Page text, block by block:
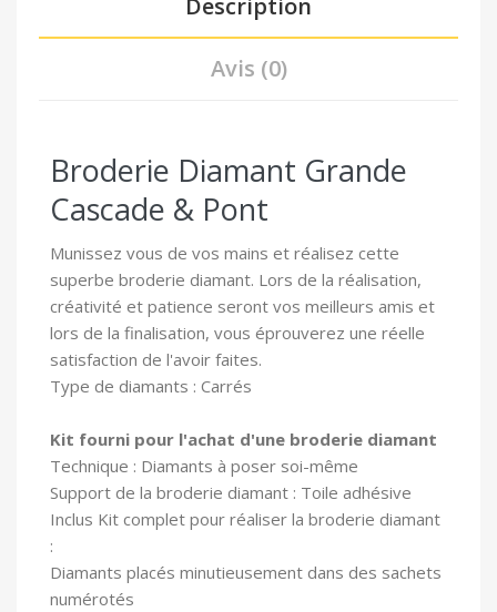
Avis (0)
Broderie Diamant Grande
Cascade & Pont
Munissez vous de vos mains et réalisez cette
superbe broderie diamant. Lors de la réalisation,
créativité et patience seront vos meilleurs amis et
lors de la finalisation, vous éprouverez une réelle
satisfaction de l'avoir faites.
Type de diamants : Carrés
Kit fourni pour l'achat d'une broderie diamant
Technique : Diamants à poser soi-même
Support de la broderie diamant : Toile adhésive
Inclus Kit complet pour réaliser la broderie diamant
:
Diamants placés minutieusement dans des sachets
numérotés